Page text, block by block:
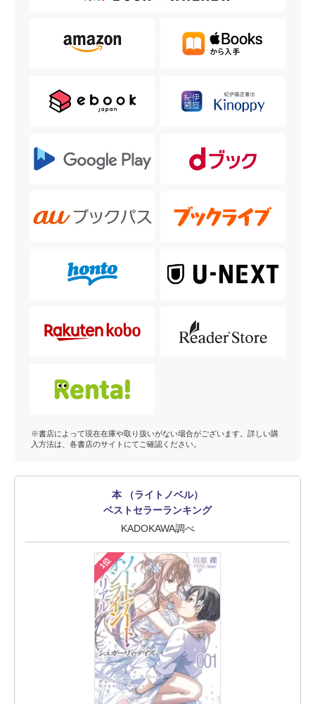
※書店によって現在在庫や取り扱いがない場合がございます。詳しい購
入方法は、各書店のサイトにてご確認ください。
本 （ライトノベル）
ベストセラーランキング
KADOKAWA調べ
1位